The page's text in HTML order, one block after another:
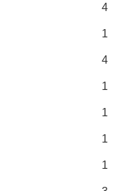
4
1
4
1
1
1
1